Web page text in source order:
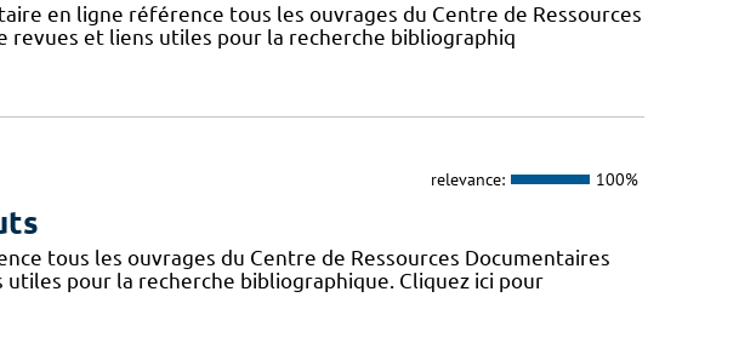
en ligne référence tous les ouvrages du Centre de Ressources
revues et liens utiles pour la recherche bibliographiq
relevance: 100%
tous les ouvrages du Centre de Ressources Documentaires
pour la recherche bibliographique. Cliquez ici pour